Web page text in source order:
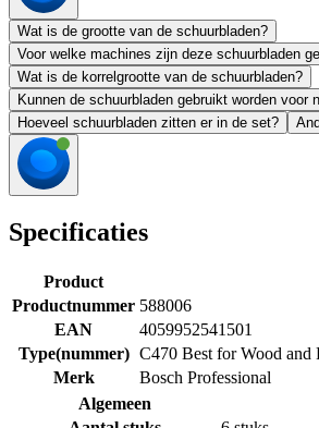
Wat is de grootte van de schuurbladen?
Voor welke machines zijn deze schuurbladen
Wat is de korrelgrootte van de schuurbladen?
Kunnen de schuurbladen gebruikt worden voor
Hoeveel schuurbladen zitten er in de set?
Specificaties
Product
Productnummer 588006
EAN
4059952541501
Type(nummer) C470 Best for Wood and
Merk
Bosch Professional
Algemeen